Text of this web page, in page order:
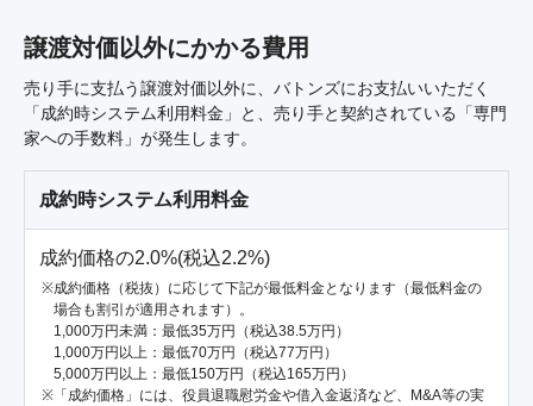
譲渡対価以外にかかる費用
売り手に支払う譲渡対価以外に、バトンズにお支払いいただく
「成約時システム利用料金」と、売り手と契約されている「専門
家への手数料」が発生します。
成約時システム利用料金
成約価格の2.0%(税込2.2%)
成約価格（税抜）に応じて下記が最低料金となります（最低料金の
場合も割引が適用されます）。
1,000万円未満：最低35万円（税込38.5万円）
1,000万円以上：最低70万円（税込77万円）
5,000万円以上：最低150万円（税込165万円）
「成約価格」には、役員退職慰労金や借入金返済など、M&A等の実